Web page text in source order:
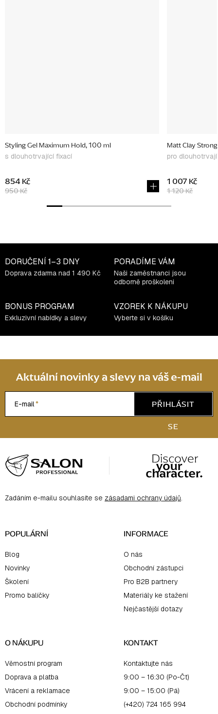
Styling Gel Maximum Hold, 100 ml
s dlouhotrvající fixací
950 Kč
854 Kč
Matt Clay
pro
1 120 Kč
1 007 Kč
DORUČENÍ 1–3 DNY
Doprava zdarma nad 1 490 Kč
PORADÍME VÁM
Naši zaměstnanci jsou
odborně proškoleni
BONUS PROGRAM
Exkluzivní nabídky a slevy
VZOREK K NÁKUPU
Vyberte si v košíku
Aktuální novinky a slevy na váš e-mail
E-mail
PŘIHLÁSIT
SE
á
p
Zadáním e-mailu souhlasíte se zásadami ochrany údajů.
POPULÁRNÍ
Blog
Novinky
Školení
Promo balíčky
INFORMACE
O nás
Obchodní zástupci
Pro B2B partnery
Materiály ke stažení
Nejčastější dotazy
O NÁKUPU
Věrnostní program
Doprava a platba
Vrácení a reklamace
Obchodní podmínky
KONTAKT
Kontaktujte nás
9:00 – 16:30 (Po-Čt)
9:00 – 15:00 (Pá)
(+420) 724 165 994